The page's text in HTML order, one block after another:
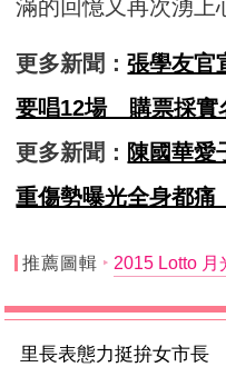
滿的回憶又再次湧上
更多新聞：張學友官
要唱12場 購票採實
更多新聞： 陳國華愛
重傷勢曝光全身都
推薦圖輯 2015 Lotto 月
里長表態力挺拚女市長